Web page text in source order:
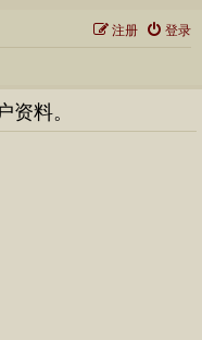
登录
注册
资料。